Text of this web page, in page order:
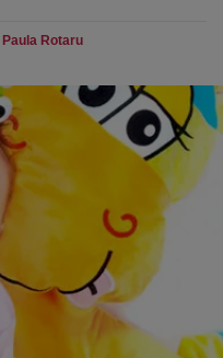
Paula Rotaru